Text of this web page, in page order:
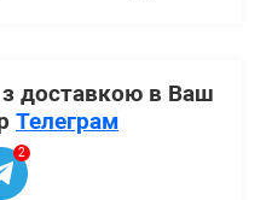
з доставкою в Ваш
Телеграм
2